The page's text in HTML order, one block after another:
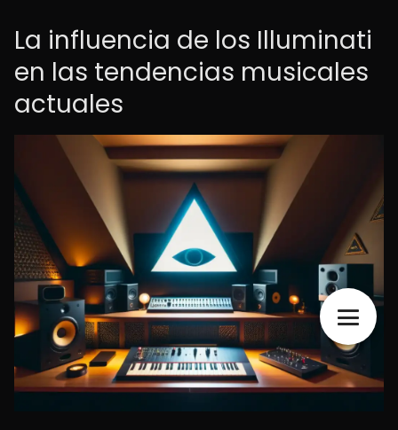
La influencia de los Illuminati
en las tendencias musicales
actuales